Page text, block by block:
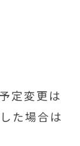
定変更は
た場合は